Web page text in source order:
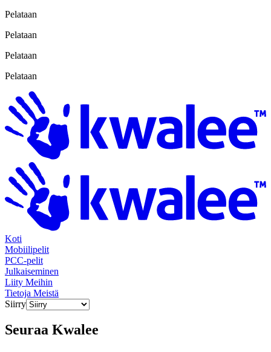
Pelataan
Pelataan
Pelataan
Pelataan
Koti
Mobiilipelit
PCC-pelit
Julkaiseminen
Liity Meihin
Tietoja Meistä
Siirry
Seuraa Kwalee